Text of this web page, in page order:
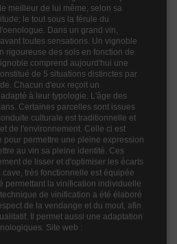
meilleur de lui même, selon sa
le tout sous la férule du
Dans un grand vin,
toutes sensations. Un vignoble
rigoureuse des sols en fonction de
comprend aujourd'hui une
de 5 situations distinctes par
Chacun d'eux reçoit un
à leur typologie. L'âge des
Certaines parcelles sont issues
culturale est traditionnelle et
de l'environnement. Celle ci est
pour permettre une pleine expression
au vin sa pleine identité. Ces
de lisser et d'optimiser les écarts
très fonctionnelle est équipée
permettant la vinification individuelle
de vinification a été élaboré
de la vendange et du mout, afin
Il permet aussi une adaptation
Site web :